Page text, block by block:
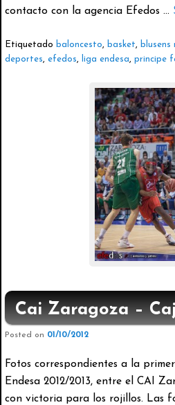
contacto con la agencia Efedos …
Etiquetado baloncesto, basket, blusens
deportes, efedos, liga endesa, principe
Cai Zaragoza –
Posted on 01/10/2012
Fotos correspondientes a la
Endesa 2012/2013, entre el CAI
con victoria para los rojillos. Las